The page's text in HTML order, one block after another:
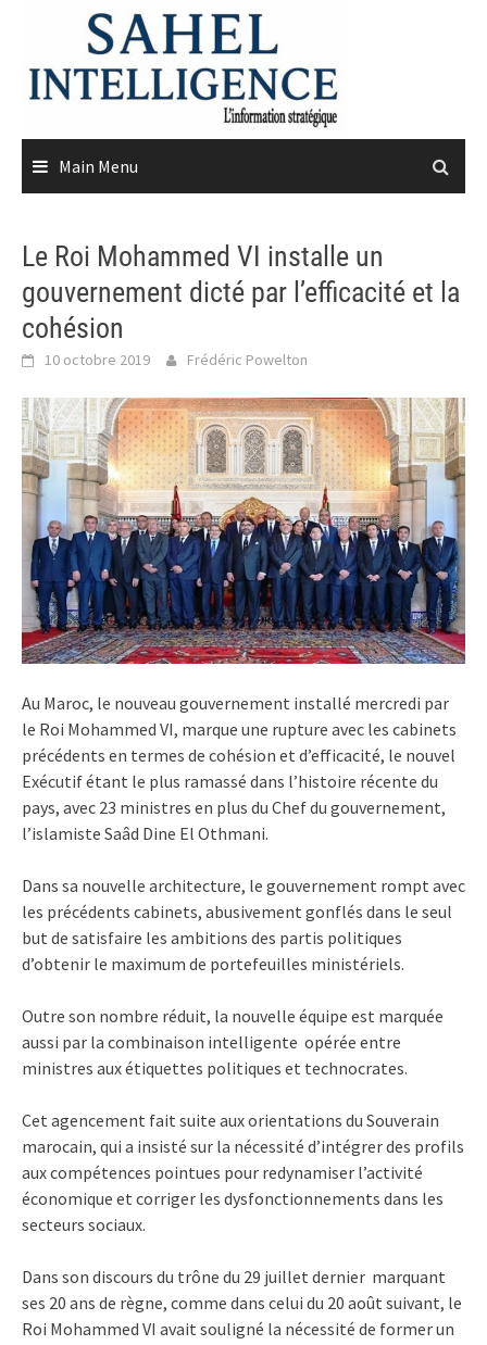
content
Main Menu
Le Roi Mohammed VI installe un
gouvernement dicté par l’efficacité et la
cohésion
10 octobre 2019 Frédéric Powelton
Au Maroc, le nouveau gouvernement installé mercredi par
le Roi Mohammed VI, marque une rupture avec les cabinets
précédents en termes de cohésion et d’efficacité, le nouvel
Exécutif étant le plus ramassé dans l’histoire récente du
pays, avec 23 ministres en plus du Chef du gouvernement,
l’islamiste Saâd Dine El Othmani.
Dans sa nouvelle architecture, le gouvernement rompt avec
les précédents cabinets, abusivement gonflés dans le seul
but de satisfaire les ambitions des partis politiques
d’obtenir le maximum de portefeuilles ministériels.
Outre son nombre réduit, la nouvelle équipe est marquée
aussi par la combinaison intelligente opérée entre
ministres aux étiquettes politiques et technocrates.
Cet agencement fait suite aux orientations du Souverain
marocain, qui a insisté sur la nécessité d’intégrer des profils
aux compétences pointues pour redynamiser l’activité
économique et corriger les dysfonctionnements dans les
secteurs sociaux.
Dans son discours du trône du 29 juillet dernier marquant
ses 20 ans de règne, comme dans celui du 20 août suivant, le
Roi Mohammed VI avait souligné la nécessité de former un